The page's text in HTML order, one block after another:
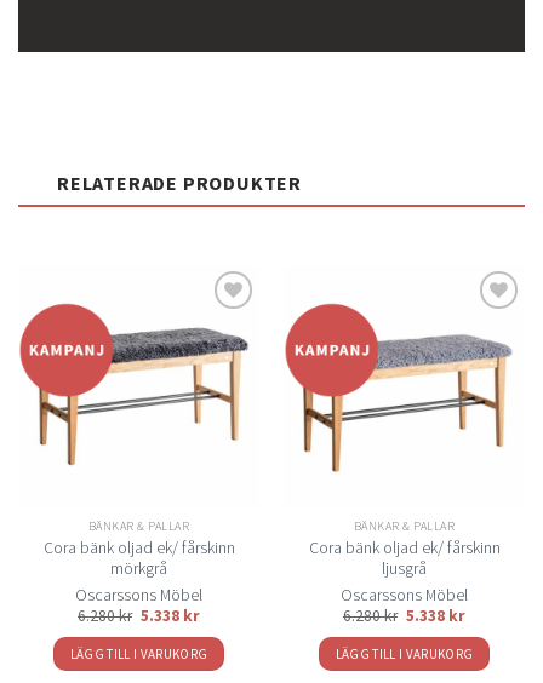
RELATERADE PRODUKTER
Lägg
till i
önskelistan
BÄNKAR & PALLAR
Cora bänk oljad ek/ fårskinn
mörkgrå
Oscarssons Möbel
6.280kr 5.338 kr
LÄGG TILL I VARUKORG
Lägg
till i
önskelistan
BÄNKAR & PALLAR
Cora bänk oljad ek/ fårskinn
ljusgrå
Oscarssons Möbel
6.280kr 5.338 kr
LÄGG TILL I VARUKORG